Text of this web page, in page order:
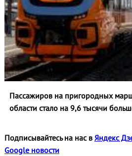
Пассажиров на пригородных
области стало на 9,6 тысячи
Подписывайтесь на нас в Яндекс
Google новости